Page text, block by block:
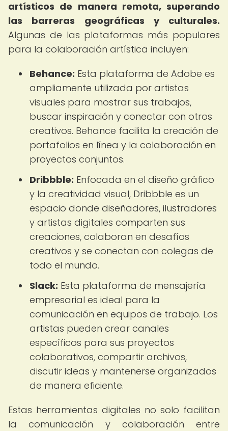
artísticos de manera remota, superando
las barreras geográficas y culturales.
Algunas de las plataformas más populares
para la colaboración artística incluyen:
Behance: Esta plataforma de Adobe es
ampliamente utilizada por artistas
visuales para mostrar sus trabajos,
buscar inspiración y conectar con otros
creativos. Behance facilita la creación de
portafolios en línea y la colaboración en
proyectos conjuntos.
Dribbble: Enfocada en el diseño gráfico
y la creatividad visual, Dribbble es un
espacio donde diseñadores, ilustradores
y artistas digitales comparten sus
creaciones, colaboran en desafíos
creativos y se conectan con colegas de
todo el mundo.
Slack: Esta plataforma de mensajería
empresarial es ideal para la
comunicación en equipos de trabajo. Los
artistas pueden crear canales
específicos para sus proyectos
colaborativos, compartir archivos,
discutir ideas y mantenerse organizados
de manera eficiente.
Estas herramientas digitales no solo facilitan
la comunicación y colaboración entre